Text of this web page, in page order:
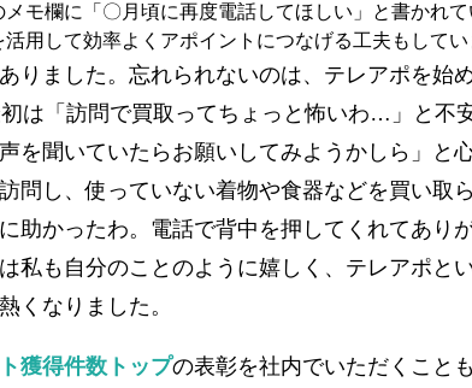
モ欄に「〇月頃に再度電話してほしい」と書かれ
用して効率よくアポイントにつなげる工夫もしてい
りました。忘れられないのは、テレアポを始
は「訪問で買取ってちょっと怖いわ…」と不
を聞いていたらお願いしてみようかしら」と
問し、使っていない着物や食器などを買い取
助かったわ。電話で背中を押してくれてあり
私も自分のことのように嬉しく、テレアポと
くなりました。
獲得件数トップの表彰を社内でいただくこと